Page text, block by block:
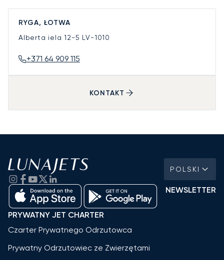
RYGA, ŁOTWA
Alberta iela 12-5 LV-1010
+371 64 909 115
KONTAKT
POLSKI
NEWSLETTER
PRYWATNY JET CHARTER
Czarter Prywatnego Odrzutowca
Prywatny Odrzutowiec ze Zwierzętami